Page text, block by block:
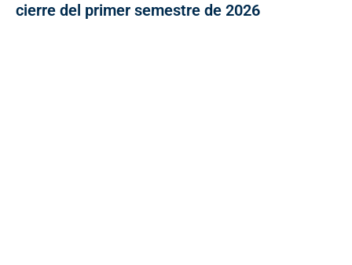
cierre del primer semestre de 2026